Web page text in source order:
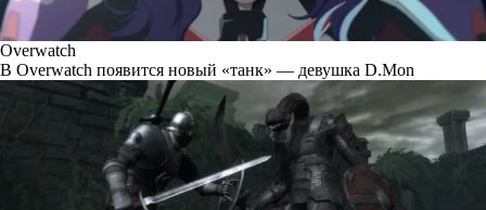
Overwatch
В Overwatch появится новый «танк» — девушка D.Mon